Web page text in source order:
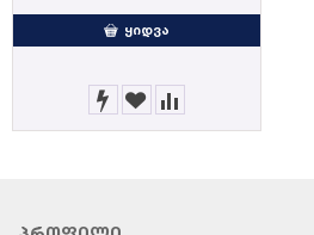
ᲧᲘᲓᲕᲐ